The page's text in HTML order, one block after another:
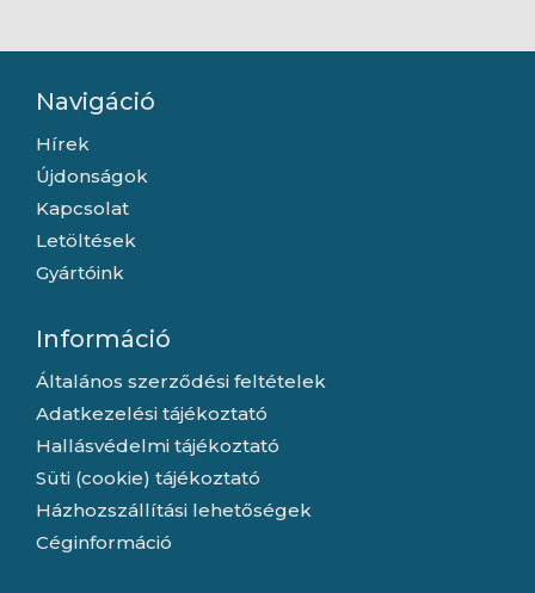
Navigáció
Hírek
Újdonságok
Kapcsolat
Letöltések
Gyártóink
Információ
Általános szerződési feltételek
Adatkezelési tájékoztató
Hallásvédelmi tájékoztató
Süti (cookie) tájékoztató
Házhozszállítási lehetőségek
Céginformáció